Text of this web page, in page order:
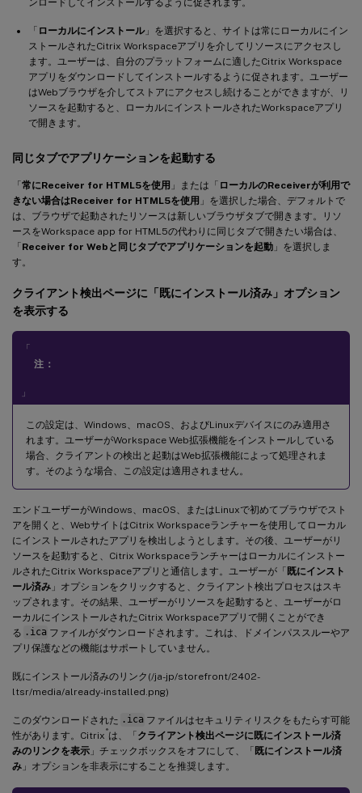
「 ローカルにインストール」を選択すると、サイトは常にローカルにイン
ストールされたCitrix Workspaceアプリを介してリソースにアクセスし
ます。ユーザーは、自分のプラットフォームに適したCitrix Workspace
アプリをダウンロードしてインストールするように促されます。ユーザー
はWebブラウザを介してストアにアクセスし続けることができますが、リ
ソースを起動すると、ローカルにインストールされたWorkspaceアプリ
で開きます。
同じタブでアプリケーションを起動する
「常にReceiver for HTML5を使用 」または「 ローカルのReceiverが利用で
きない場合はReceiver for HTML5を使用 」を選択した場合、デフォルトで
は、ブラウザで起動されたリソースは新しいブラウザタブで開きます。リソ
ースをWorkspace app for HTML5の代わりに同じタブで開きたい場合は、
「Receiver for Webと同じタブでアプリケーションを起動 」を選択しま
す。
クライアント検出ページに「既にインストール済み 」オプション
を表示する
「
注：
」
この設定は、Windows、macOS、およびLinuxデバイスにのみ適用さ
れます。ユーザーがWorkspace Web拡張機能をインストールしている
場合、クライアントの検出と起動はWeb拡張機能によって処理されま
す。そのような場合、この設定は適用されません。
エンドユーザーがWindows、macOS、またはLinuxで初めてブラウザでスト
アを開くと、WebサイトはCitrix Workspaceランチャーを使用してローカル
にインストールされたアプリを検出しようとします。その後、ユーザーがリ
ソースを起動すると、Citrix Workspaceランチャーはローカルにインストー
ルされたCitrix Workspaceアプリと通信します。ユーザーが「 既にインスト
ール済み 」オプションをクリックすると、クライアント検出プロセスはスキ
ップされます。その結果、ユーザーがリソースを起動すると、ユーザーがロ
ーカルにインストールされたCitrix Workspaceアプリで開くことができ
る .ica ファイルがダウンロードされます。これは、ドメインパススルーやア
プリ保護などの機能はサポートしていません。
既にインストール済みのリンク(/ja-jp/storefront/2402-
ltsr/media/already-installed.png)
このダウンロードされた .ica ファイルはセキュリティリスクをもたらす可能
性があります。Citrix ®は、「クライアント検出ページに既にインストール済
みのリンクを表示 」チェックボックスをオフにして、「 既にインストール済
み 」オプションを非表示にすることを推奨します。